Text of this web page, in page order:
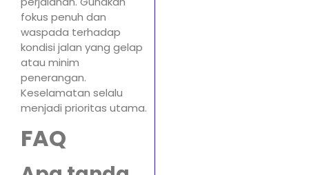
fokus penuh dan
waspada terhadap
kondisi jalan yang gelap
atau minim
penerangan.
Keselamatan selalu
menjadi prioritas utama.
FAQ